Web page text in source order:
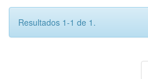
Resultados 1-1 de 1.